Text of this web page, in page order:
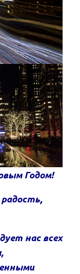
Годом!
нас всех